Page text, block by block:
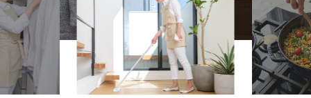
お知らせ
家事スタッフ募集
働く仲間インタビュー